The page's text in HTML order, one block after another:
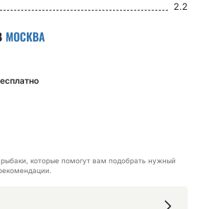
2.2
МОСКВА
которые помогут вам подобрать нужный